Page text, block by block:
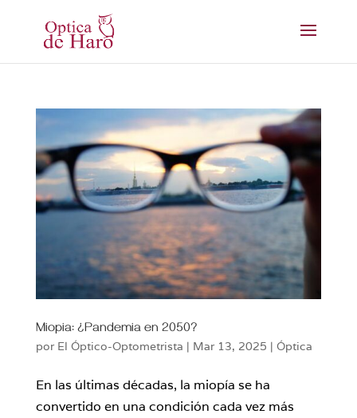
Miopia: ¿Pandemia en 2050?
por El Óptico-Optometrista | Mar 13, 2025 | Óptica
En las últimas décadas, la miopía se ha
convertido en una condición cada vez más